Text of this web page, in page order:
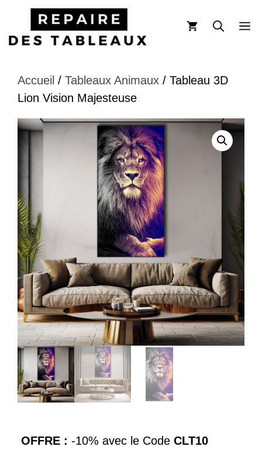
contenu
Accueil / Tableaux Animaux / Tableau 3D
Lion Vision Majesteuse
OFFRE : -10% avec le Code CLT10